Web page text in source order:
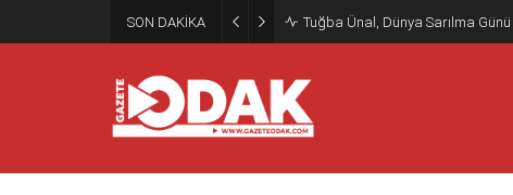
SON DAKİKA Tuğba Ünal, Dünya Sarılma